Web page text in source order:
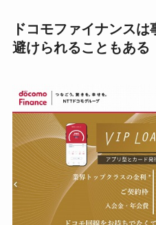
ドコモファイナンス
避けられることもある